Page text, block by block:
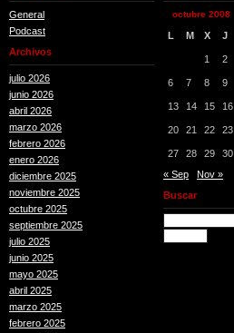
General
Podcast
Archivos
julio 2026
junio 2026
abril 2026
marzo 2026
febrero 2026
enero 2026
diciembre 2025
noviembre 2025
octubre 2025
septiembre 2025
julio 2025
junio 2025
mayo 2025
abril 2025
marzo 2025
febrero 2025
octubre 2008
L M X J
1 2
6 7 8 9
13 14 15 16
20 21 22 23
27 28 29 30
« Sep
Nov »
Buscar